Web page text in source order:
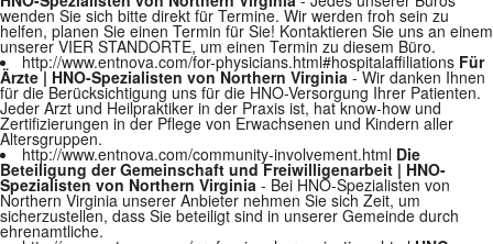
wenden Sie sich bitte direkt für Termine. Wir werden froh sein zu
helfen, planen Sie einen Termin für Sie! Kontaktieren Sie uns an einem
unserer VIER STANDORTE, um einen Termin zu diesem Büro.
http://www.entnova.com/for-physicians.html#hospitalaffiliations Für
Ärzte | HNO-Spezialisten von Northern Virginia - Wir danken Ihnen
für die Berücksichtigung uns für die HNO-Versorgung Ihrer Patienten.
Jeder Arzt und Heilpraktiker in der Praxis ist, hat know-how und
Zertifizierungen in der Pflege von Erwachsenen und Kindern aller
Altersgruppen.
http://www.entnova.com/community-involvement.html Die
Beteiligung der Gemeinschaft und Freiwilligenarbeit | HNO-
Spezialisten von Northern Virginia - Bei HNO-Spezialisten von
Northern Virginia unserer Anbieter nehmen Sie sich Zeit, um
sicherzustellen, dass Sie beteiligt sind in unserer Gemeinde durch
ehrenamtliche.